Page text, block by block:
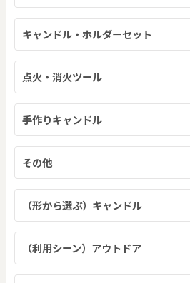
キャンドル・ホルダーセット
点火・消火ツール
手作りキャンドル
その他
（形から選ぶ）キャンドル
（利用シーン）アウトドア